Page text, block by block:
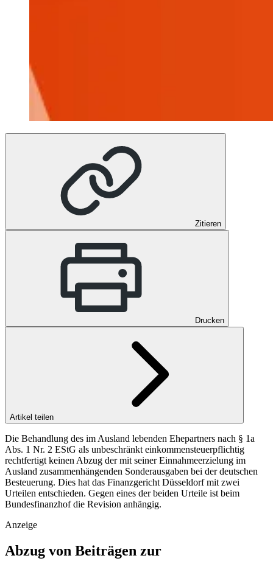
Zitieren
Drucken
Artikel teilen
Die Behandlung des im Ausland lebenden Ehepartners nach § 1a
Abs. 1 Nr. 2 EStG als unbeschränkt einkommensteuerpflichtig
rechtfertigt keinen Abzug der mit seiner Einnahmeerzielung im
Ausland zusammenhängenden Sonderausgaben bei der deutschen
Besteuerung. Dies hat das Finanzgericht Düsseldorf mit zwei
Urteilen entschieden. Gegen eines der beiden Urteile ist beim
Bundesfinanzhof die Revision anhängig.
Anzeige
Abzug von Beiträgen zur